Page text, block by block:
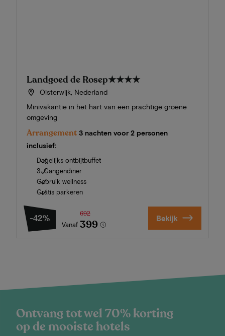
Landgoed de Rosep★★★★
Oisterwijk, Nederland
Minivakantie in het hart van een prachtige groene
omgeving
Arrangement 3 nachten voor 2 personen
inclusief:
Dagelijks ontbijtbuffet
3-Gangendiner
Gebruik wellness
Gratis parkeren
-42%
Vanaf
692
399 Bekijk
Ontvang tot wel 70% korting
op de mooiste hotels